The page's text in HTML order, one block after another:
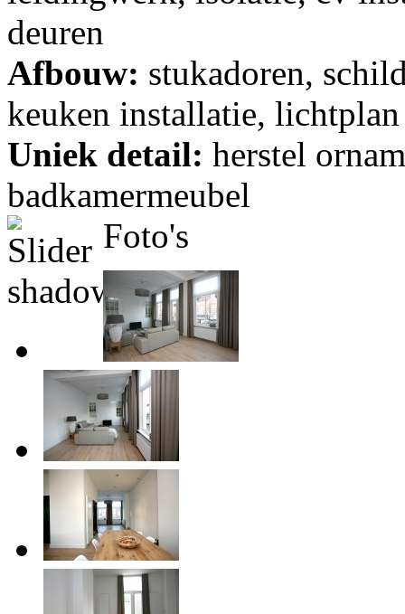
deuren
Afbouw: stukadoren,
keuken installatie, lichtplan
Uniek detail: herstel
badkamermeubel
Foto's